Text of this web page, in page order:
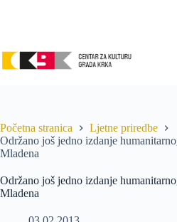
Početna stranica
Ljetne priredbe
Održano još jedno izdanje
Mladena
Održano još jedno izdanje
Mladena